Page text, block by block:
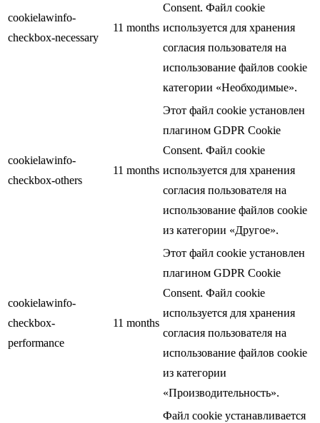
cookielawinfo-
checkbox-necessary
11 months
Consent. Файл cookie
используется для хранения
согласия пользователя на
использование файлов cookie
категории «Необходимые».
cookielawinfo-
checkbox-others
11 months
Этот файл cookie установлен
плагином GDPR Cookie
Consent. Файл cookie
используется для хранения
согласия пользователя на
использование файлов cookie
из категории «Другое».
cookielawinfo-
checkbox-
performance
11 months
Этот файл cookie установлен
плагином GDPR Cookie
Consent. Файл cookie
используется для хранения
согласия пользователя на
использование файлов cookie
из категории
«Производительность».
Файл cookie устанавливается